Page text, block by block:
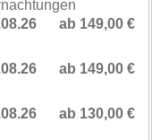
ab 149,00 €
ab 149,00 €
ab 130,00 €